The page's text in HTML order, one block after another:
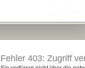
Fehler 403: Zugriff